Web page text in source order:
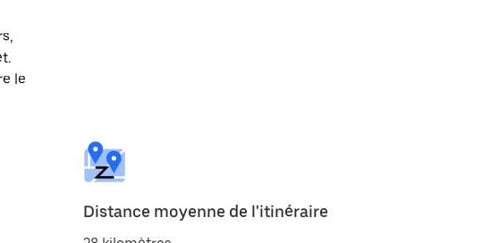
le
Distance moyenne de l'itinéraire